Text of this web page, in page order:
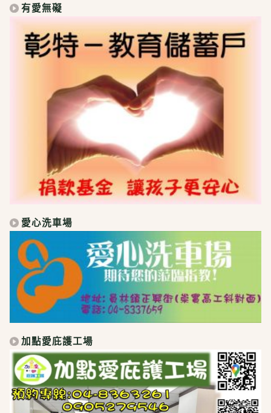
有愛無礙
愛心洗車場
加點愛庇護工場